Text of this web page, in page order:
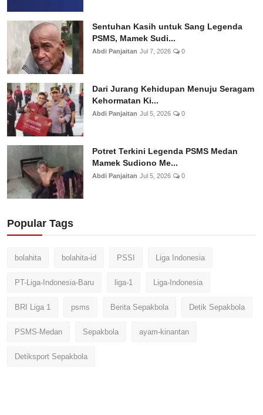
Sentuhan Kasih untuk Sang Legenda
PSMS, Mamek Sudi...
Abdi Panjaitan Jul 7, 2026 0
Dari Jurang Kehidupan Menuju Seragam
Kehormatan Ki...
Abdi Panjaitan Jul 5, 2026 0
Potret Terkini Legenda PSMS Medan
Mamek Sudiono Me...
Abdi Panjaitan Jul 5, 2026 0
Popular Tags
bolahita bolahita-id PSSI Liga Indonesia
PT-Liga-Indonesia-Baru liga-1 Liga-Indonesia
BRI Liga 1 psms Berita Sepakbola Detik Sepakbola
PSMS-Medan Sepakbola ayam-kinantan
Detiksport Sepakbola